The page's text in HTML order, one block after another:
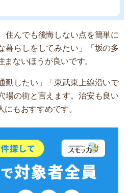
住んでも後悔しない点を簡単に
暮らしをしてみたい」「坂の多
ないほうが良いです。
勤したい」「東武東上線沿いで
場の街と言えます。治安も良い
もおすすめです。